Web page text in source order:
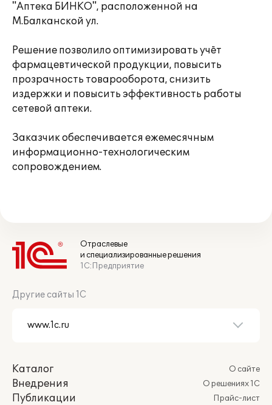
"Аптека БИНКО", расположенной на
М.Балканской ул.
Решение позволило оптимизировать учёт
фармацевтической продукции, повысить
прозрачность товарооборота, снизить
издержки и повысить эффективность работы
сетевой аптеки.
Заказчик обеспечивается ежемесячным
информационно-технологическим
сопровождением.
Отраслевые
и специализированные решения
1С:Предприятие
Другие сайты 1С
Каталог
Внедрения
Публикации
О сайте
О решениях 1С
Прайс-лист